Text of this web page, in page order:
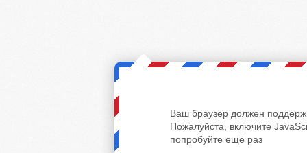
Ваш браузер должен
Пожалуйста, включите
попробуйте ещё раз